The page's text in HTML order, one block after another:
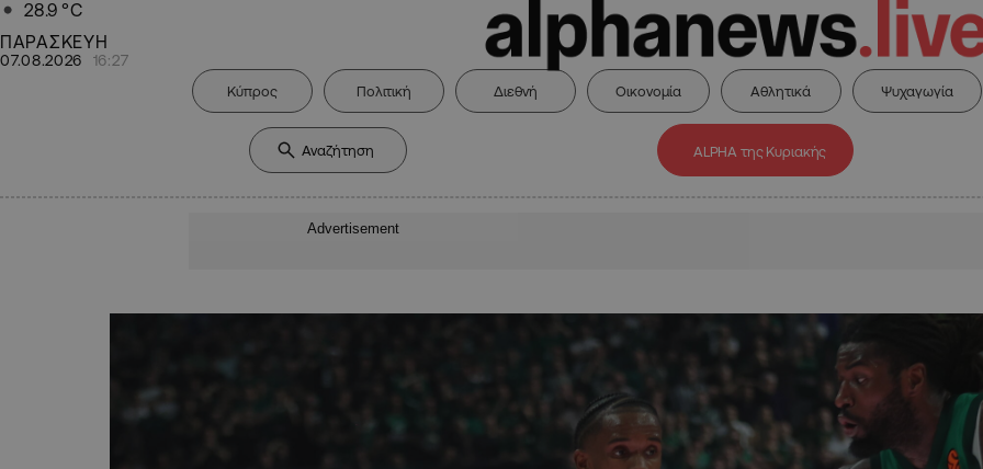
28.9 °C
ΠΑΡΑΣΚΕΥΗ
07.08.2026 16:27
Κύπρος Πολιτική Διεθνή Οικονομία Αθλητικά Ψυχαγωγία
ALPHA της Κυριακής
Advertisement